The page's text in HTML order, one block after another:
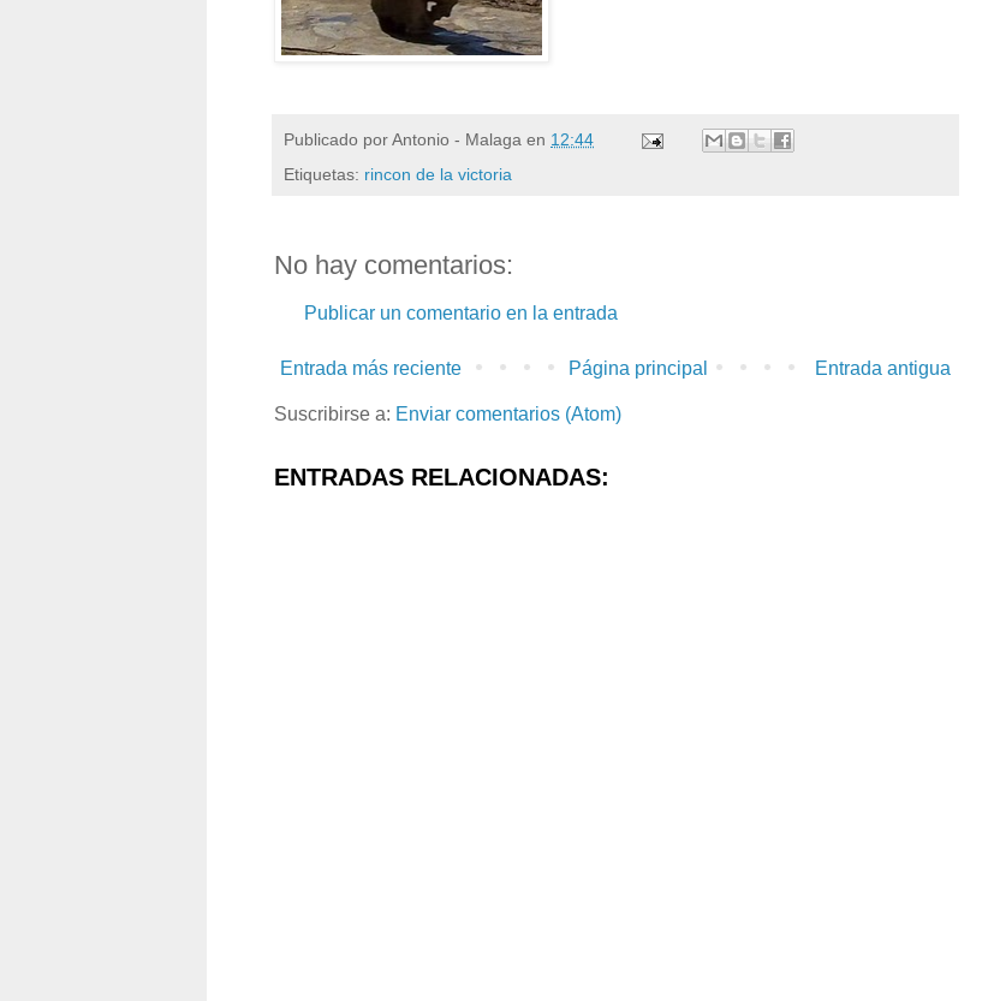
Publicado porAntonio - Malaga en 12:44
Etiquetas: rincon de la victoria
No hay comentarios:
Publicar un comentario en la entrada
Entrada más reciente Entrada antigua
Página principal
Suscribirse a: Enviar comentarios (Atom)
ENTRADAS RELACIONADAS: